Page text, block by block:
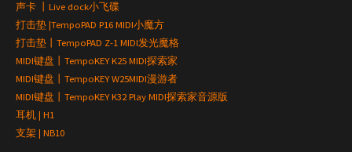
声卡 丨Live dock小飞碟
打击垫 |TempoPAD P16 MIDI小魔方
打击垫丨TempoPAD Z-1 MIDI发光魔格
MIDI键盘丨TempoKEY K25 MIDI探索家
MIDI键盘丨TempoKEY W25MIDI漫游者
MIDI键盘丨TempoKEY K32 Play MIDI探索家音源版
耳机 | H1
支架 | NB10